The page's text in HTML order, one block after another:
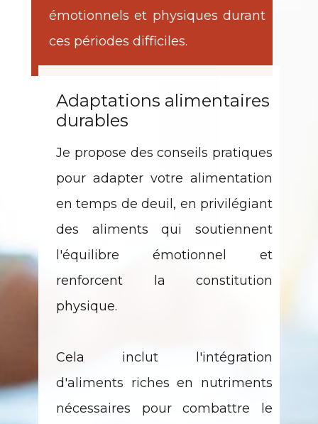
émotionnels et physiques durant
ces périodes difficiles.
Adaptations alimentaires
durables
Je propose des conseils pratiques
pour adapter votre alimentation
en temps de deuil, en privilégiant
des aliments qui soutiennent
l'équilibre émotionnel et
physique.
Cela inclut l'intégration
nécessaires pour combattre le